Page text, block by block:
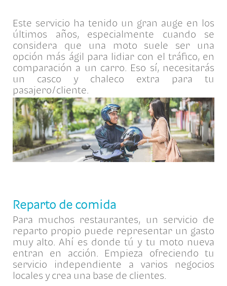
Este servicio ha tenido un gran auge en los
últimos años, especialmente cuando se
considera que una moto suele ser una
opción más ágil para lidiar con el tráfico, en
comparación a un carro. Eso sí, necesitarás
un casco y chaleco extra para tu
pasajero/cliente.
Reparto de comida
Para muchos restaurantes, un servicio de
reparto propio puede representar un gasto
muy alto. Ahí es donde tú y tu moto nueva
entran en acción. Empieza ofreciendo tu
servicio independiente a varios negocios
locales y crea una base de clientes.